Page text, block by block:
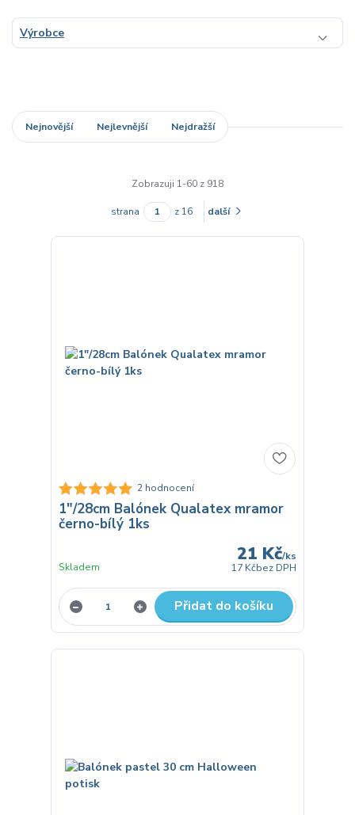
Výrobce
Nejnovější Nejlevnější Nejdražší
Zobrazuji 1-60 z 918
strana z 16 další
2 hodnocení
1"/28cm Balónek Qualatex mramor
černo-bílý 1ks
21 Kč/ks
17 Kčbez DPH
Skladem
Přidat do košíku